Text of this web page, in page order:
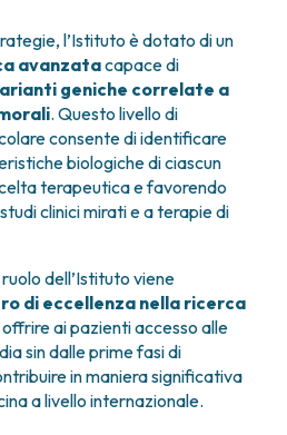
E CURE PALLIATIVE
I
UNIT (CRU)
l’Istituto è dotato di un
avanzatacapace di
geniche correlate a
. Questo livello di
consente di identificare
biologiche di ciascun
terapeutica e favorendo
clinici mirati e a terapie di
dell’Istituto viene
di eccellenza nella ricerca
ai pazienti accesso alle
sin dalle prime fasi di
in maniera significativa
a livello internazionale.